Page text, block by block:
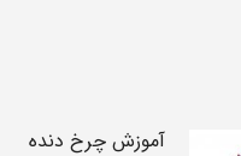
آموزش چرخ دنده